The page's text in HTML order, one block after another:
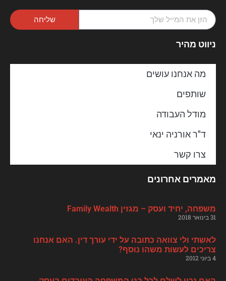
שליחה
ניווט מהיר
מה אנחנו עושים
שותפים
מודל העבודה
ד"ר אורניה ינאי
צרו קשר
מאמרים אחרונים
משפחה, יחיד ועסק – מגזין Family Wealth
31 בינואר 2018
לאשתי ולי צוואה כתובה על ידי עורך דין. האם אנחנו
צריכים לעשות משהו נוסף?
4 ביוני 2012